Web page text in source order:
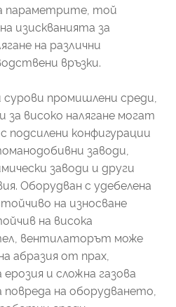
параметрите, той
изискванията за
на различни
връзки.
промишлени среди,
високо налягане могат
подсилени конфигурации
заводи,
заводи и други
Оборудван с удебелена
на износване
на висока
вентилаторът може
абразия от прах,
и сложна газова
повреда на оборудването,